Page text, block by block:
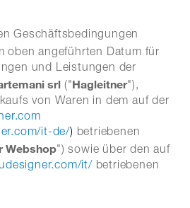
Geschäftsbedingungen
oben angeführten Datum für
und Leistungen der
srl ("Hagleitner"),
von Waren in dem auf der
it-de/) betriebenen
Webshop") sowie über den auf
it/ betriebenen